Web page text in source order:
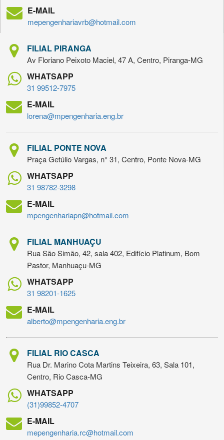
E-MAIL
mepengenhariavrb@hotmail.com
FILIAL PIRANGA
Av Floriano Peixoto Maciel, 47 A, Centro, Piranga-MG
WHATSAPP
31 99512-7975
E-MAIL
lorena@mpengenharia.eng.br
FILIAL PONTE NOVA
Praça Getúlio Vargas, n° 31, Centro, Ponte Nova-MG
WHATSAPP
31 98782-3298
E-MAIL
mpengenhariapn@hotmail.com
FILIAL MANHUAÇU
Rua São Simão, 42, sala 402, Edifício Platinum, Bom
Pastor, Manhuaçu-MG
WHATSAPP
31 98201-1625
E-MAIL
alberto@mpengenharia.eng.br
FILIAL RIO CASCA
Rua Dr. Marino Cota Martins Teixeira, 63, Sala 101,
Centro, Rio Casca-MG
WHATSAPP
(31)99852-4707
E-MAIL
mepengenharia.rc@hotmail.com